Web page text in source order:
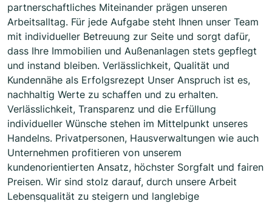
partnerschaftliches Miteinander prägen unseren
Arbeitsalltag. Für jede Aufgabe steht Ihnen unser Team
mit individueller Betreuung zur Seite und sorgt dafür,
dass Ihre Immobilien und Außenanlagen stets gepflegt
und instand bleiben. Verlässlichkeit, Qualität und
Kundennähe als Erfolgsrezept Unser Anspruch ist es,
nachhaltig Werte zu schaffen und zu erhalten.
Verlässlichkeit, Transparenz und die Erfüllung
individueller Wünsche stehen im Mittelpunkt unseres
Handelns. Privatpersonen, Hausverwaltungen wie auch
Unternehmen profitieren von unserem
kundenorientierten Ansatz, höchster Sorgfalt und fairen
Preisen. Wir sind stolz darauf, durch unsere Arbeit
Lebensqualität zu steigern und langlebige